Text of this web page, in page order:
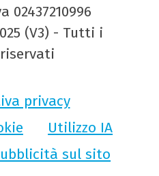
02437210996
(V3) - Tutti i
privacy
Utilizzo IA
sul sito